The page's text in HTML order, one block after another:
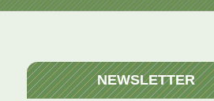
NEWSLETTER